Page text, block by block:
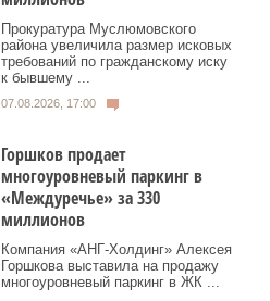
Прокуратура Муслюмовского
района увеличила размер исковых
требований по гражданскому иску
к бывшему ...
07.08.2026, 17:00
Горшков продает
многоуровневый паркинг в
«Междуречье» за 330
миллионов
Компания «АНГ-Холдинг» Алексея
Горшкова выставила на продажу
многоуровневый паркинг в ЖК ...